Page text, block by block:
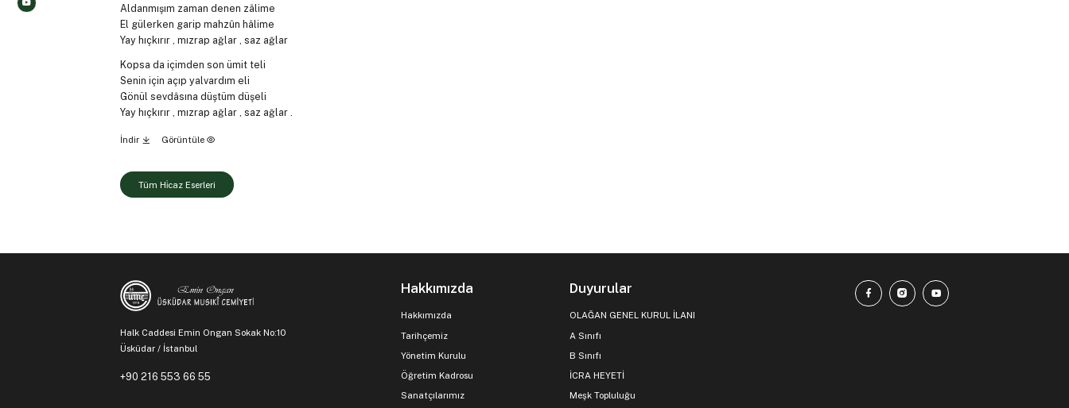
Aldanmışım zaman denen zâlime
El gülerken garip mahzûn hâlime
Yay hıçkırır , mızrap ağlar , saz ağlar
Kopsa da içimden son ümit teli
Senin için açıp yalvardım eli
Gönül sevdâsına düştüm düşeli
Yay hıçkırır , mızrap ağlar , saz ağlar .
İndir Görüntüle
Tüm Hi̇caz Eserleri
Halk Caddesi Emin Ongan Sokak No:10
Üsküdar / İstanbul
+90 216 553 66 55
Hakkımızda
Hakkımızda
Tarihçemiz
Yönetim Kurulu
Öğretim Kadrosu
Sanatçılarımız
Duyurular
OLAĞAN GENEL KURUL İLANI
A Sınıfı
B Sınıfı
İCRA HEYETİ
Meşk Topluluğu